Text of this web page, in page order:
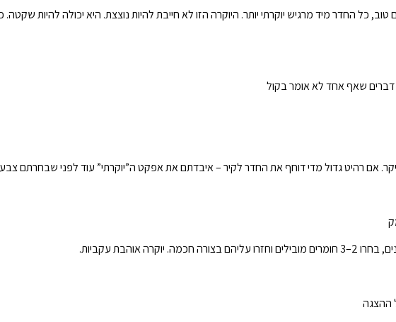
טוב, כל החדר מיד מרגיש יוקרתי יותר. היוקרה הזו לא חייבת להיות נוצצת. היא יכולה להיות
אם רהיט גדול מדי דוחף את החדר לקיר – איבדתם את אפקט ה”יוקרתי” עוד לפני שבחרתם